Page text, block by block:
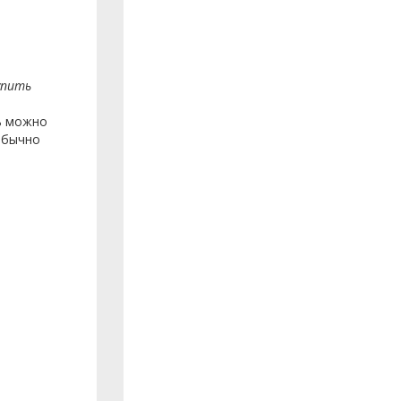
можно